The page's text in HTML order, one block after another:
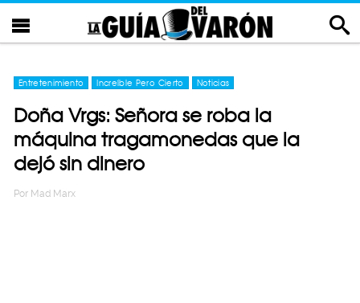
Entretenimiento Increíble Pero Cierto Noticias
Doña Vrgs: Señora se roba la
máquina tragamonedas que la
dejó sin dinero
Por Mad Marx